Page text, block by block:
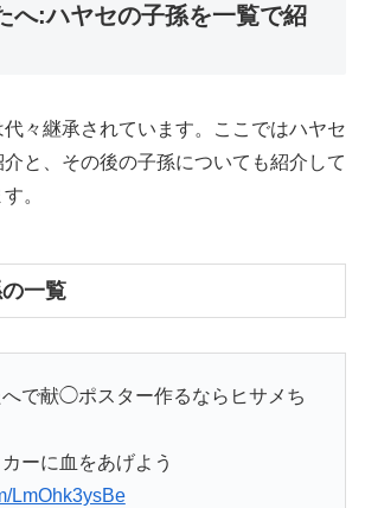
へ:ハヤセの子孫を一覧で紹
々継承されています。ここではハヤセ
と、その後の子孫についても紹介して
。
一覧
で献◯ポスター作るならヒサメち
ーに血をあげよう
LmOhk3ysBe